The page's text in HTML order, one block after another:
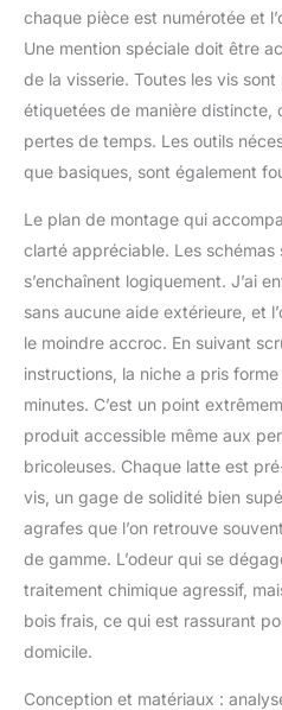
de
chaque pièce est numérotée et
Une mention spéciale doit être
de la visserie. Toutes les vis sont
étiquetées de manière distincte,
pertes de temps. Les outils
que basiques, sont également
Le plan de montage qui
clarté appréciable. Les
s’enchaînent logiquement. J’ai
sans aucune aide extérieure, et
le moindre accroc. En suivant
instructions, la niche a pris
minutes. C’est un point
produit accessible même aux
bricoleuses. Chaque latte est
vis, un gage de solidité bien
agrafes que l’on retrouve
de gamme. L’odeur qui se
traitement chimique agressif,
bois frais, ce qui est rassurant
domicile.
Conception et matériaux :